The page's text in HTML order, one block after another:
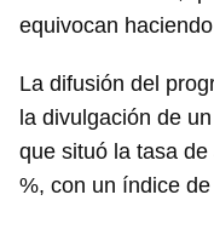
equivocan
La difusión del
la divulgación de
que situó la tasa
%, con un índice